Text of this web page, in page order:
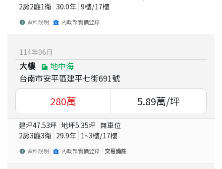
2房2廳1衛 30.0年 9樓/17樓
資料說明 內政部實價登錄
114年06月
大樓
地中海
台南市安平區建平七街691號
280萬 5.89萬/坪
建坪47.53坪 地坪5.35坪 無車位
2房3廳3衛 29.9年 1~3樓/17樓
資料說明 內政部實價登錄 交易備註